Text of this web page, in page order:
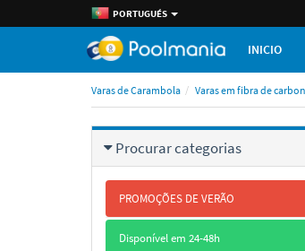
PORTUGUÉS
INICIO
Varas de Carambola Varas em fibra de
Procurar categorias
PROMOÇÕES DE VERÃO
Disponível em 24-48h